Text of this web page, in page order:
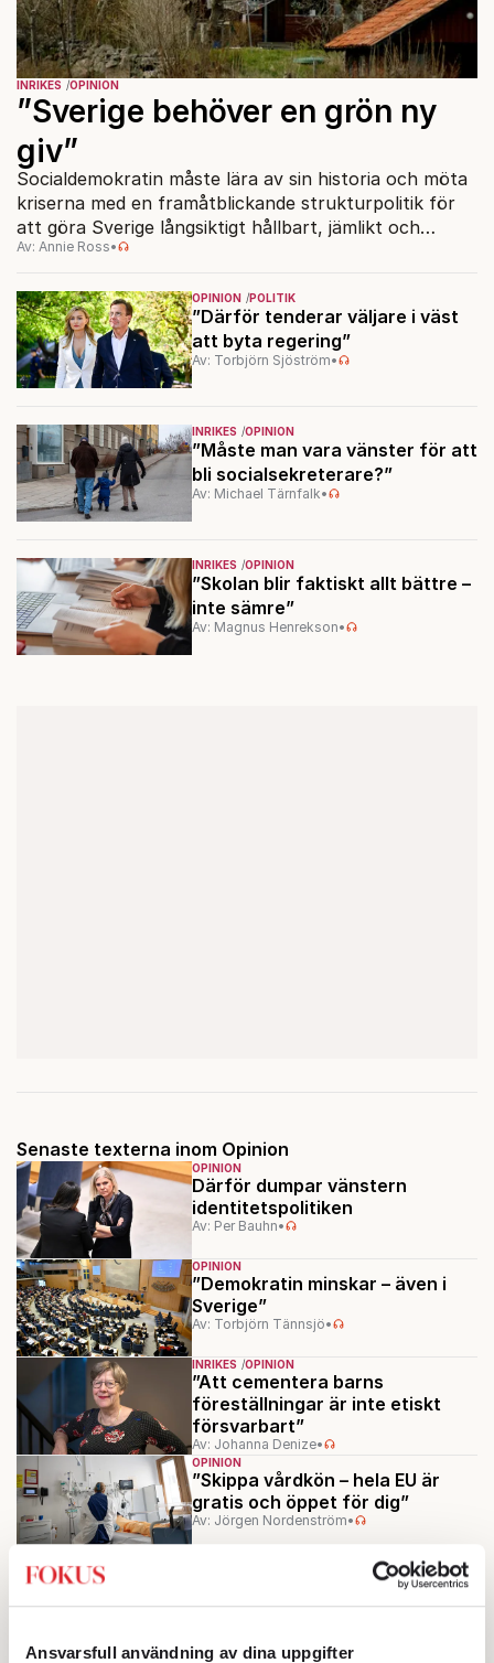
Ansvarsfull användning av dina uppgifter
OPINION POLITIK
”Därför tenderar väljare i väst
att byta regering”
Av: Torbjörn Sjöström•
INRIKES OPINION
”Måste man vara vänster för att
bli socialsekreterare?”
Av: Michael Tärnfalk•
INRIKES OPINION
”Skolan blir faktiskt allt bättre –
inte sämre”
Av: Magnus Henrekson•
INRIKES OPINION
”Sverige behöver en grön ny
giv”
Socialdemokratin måste lära av sin historia och möta
kriserna med en framåtblickande strukturpolitik för
att göra Sverige långsiktigt hållbart, jämlikt och
kriståligt.
Av: Annie Ross•
Senaste texterna inom Opinion
OPINION
Därför dumpar vänstern
identitetspolitiken
Av: Per Bauhn•
OPINION
”Demokratin minskar – även i
Sverige”
Av: Torbjörn Tännsjö•
INRIKES OPINION
”Att cementera barns
föreställningar är inte etiskt
försvarbart”
Av: Johanna Denize•
OPINION
”Skippa vårdkön – hela EU är
gratis och öppet för dig”
Av: Jörgen Nordenström•
”Vänsterpartiet underskattar
OPINION